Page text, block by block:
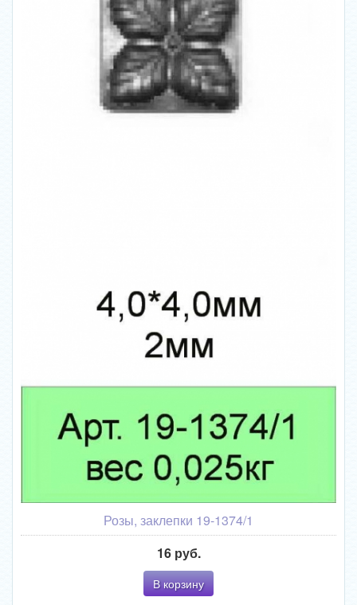
Розы, заклепки 19-1374/1
16 руб.
В корзину